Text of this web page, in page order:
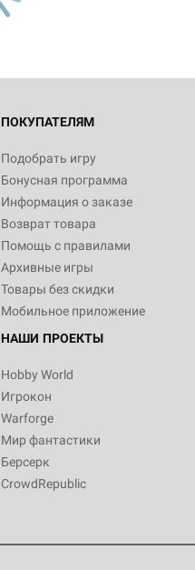
ПОКУПАТЕЛЯМ
Подобрать игру
Бонусная программа
Информация о заказе
Возврат товара
Помощь с правилами
Архивные игры
Товары без скидки
Мобильное приложение
НАШИ ПРОЕКТЫ
Hobby World
Игрокон
Warforge
Мир фантастики
Берсерк
CrowdRepublic